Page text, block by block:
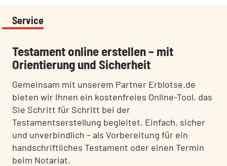
Service
:
Testament online erstellen – mit
Orientierung und Sicherheit
Gemeinsam mit unserem Partner Erblotse.de
bieten wir Ihnen ein kostenfreies Online-Tool, das
Sie Schritt für Schritt bei der
Testamentserstellung begleitet. Einfach, sicher
und unverbindlich – als Vorbereitung für ein
handschriftliches Testament oder einen Termin
beim Notariat.